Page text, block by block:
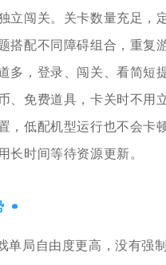
立闯关。关卡数量充足，
搭配不同障碍组合，重复
多，登录、闯关、看简短
、免费道具，卡关时不用
，低配机型运行也不会卡
长时间等待资源更新。
单局自由度更高，没有强